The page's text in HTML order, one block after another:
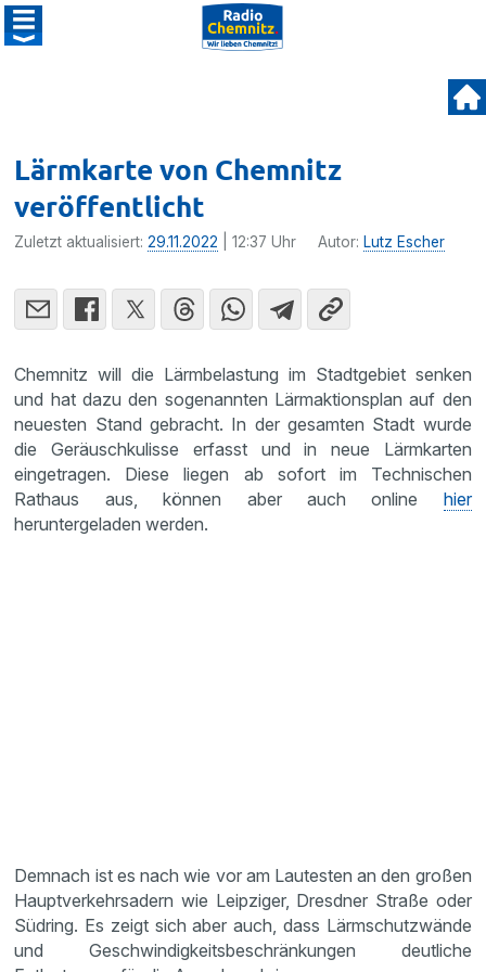
Lärmkarte von Chemnitz
veröffentlicht
Zuletzt aktualisiert:29.11.2022 | 12:37 Uhr Autor: Lutz Escher
Chemnitz will die Lärmbelastung im Stadtgebiet senken
und hat dazu den sogenannten Lärmaktionsplan auf den
neuesten Stand gebracht. In der gesamten Stadt wurde
die Geräuschkulisse erfasst und in neue Lärmkarten
eingetragen. Diese liegen ab sofort im Technischen
Rathaus aus, können aber auch online hier
heruntergeladen werden.
Demnach ist es nach wie vor am Lautesten an den großen
Hauptverkehrsadern wie Leipziger, Dresdner Straße oder
Südring. Es zeigt sich aber auch, dass Lärmschutzwände
und Geschwindigkeitsbeschränkungen deutliche